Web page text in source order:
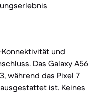
und
Das Galaxy A56
während das Pixel 7
ist. Keines